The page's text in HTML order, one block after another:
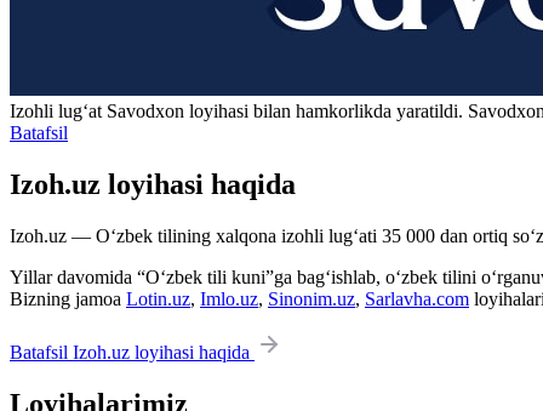
Izohli lugʻat Savodxon loyihasi bilan hamkorlikda yaratildi.
Batafsil
Izoh.uz loyihasi haqida
Izoh.uz — O‘zbek tilining xalqona izohli lug‘ati 35 000 dan ortiq
Yillar davomida “O‘zbek tili kuni”ga bag‘ishlab, o‘zbek tilini
Bizning jamoa Lotin.uz, Imlo.uz, Sinonim.uz, Sarlavha.com
Batafsil Izoh.uz loyihasi haqida
Loyihalarimiz